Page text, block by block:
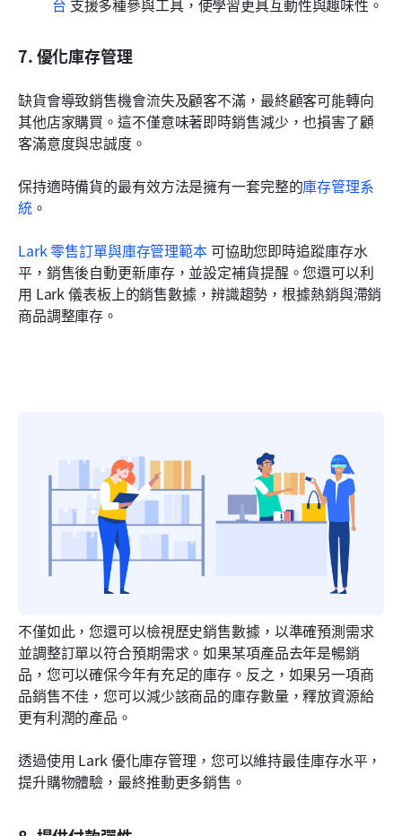
台 支援多種參與工具，使學習更具互動性與趣味性。
7. 優化庫存管理
缺貨會導致銷售機會流失及顧客不滿，最終顧客可能轉向
其他店家購買。這不僅意味著即時銷售減少，也損害了顧
客滿意度與忠誠度。
保持適時備貨的最有效方法是擁有一套完整的庫存管理系
統。
Lark 零售訂單與庫存管理範本 可協助您即時追蹤庫存水
平，銷售後自動更新庫存，並設定補貨提醒。您還可以利
用 Lark 儀表板上的銷售數據，辨識趨勢，根據熱銷與滯銷
商品調整庫存。
不僅如此，您還可以檢視歷史銷售數據，以準確預測需求
並調整訂單以符合預期需求。如果某項產品去年是暢銷
品，您可以確保今年有充足的庫存。反之，如果另一項商
品銷售不佳，您可以減少該商品的庫存數量，釋放資源給
更有利潤的產品。
透過使用 Lark 優化庫存管理，您可以維持最佳庫存水平，
提升購物體驗，最終推動更多銷售。